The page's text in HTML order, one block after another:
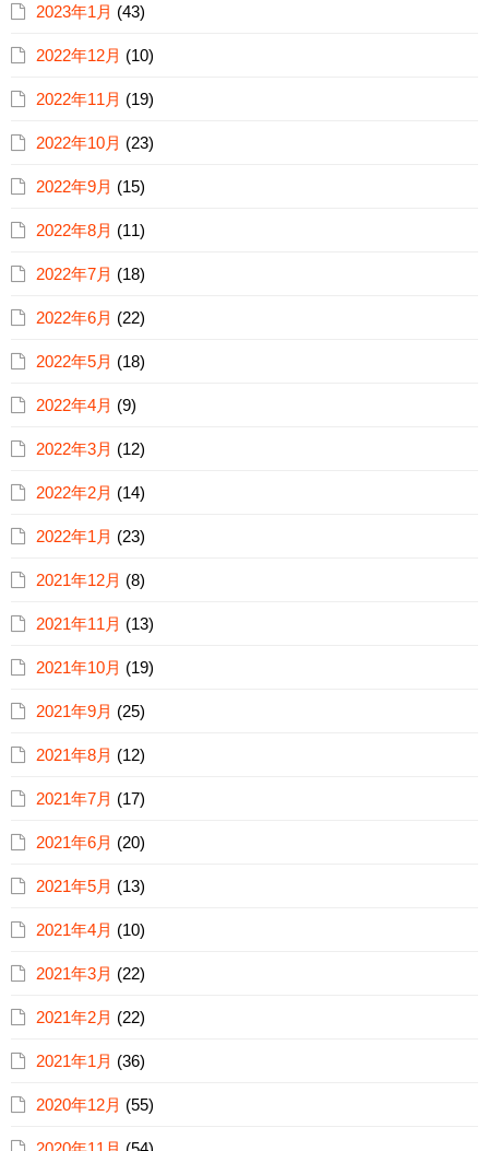
2023年1月 (43)
2022年12月 (10)
2022年11月 (19)
2022年10月 (23)
2022年9月 (15)
2022年8月 (11)
2022年7月 (18)
2022年6月 (22)
2022年5月 (18)
2022年4月 (9)
2022年3月 (12)
2022年2月 (14)
2022年1月 (23)
2021年12月 (8)
2021年11月 (13)
2021年10月 (19)
2021年9月 (25)
2021年8月 (12)
2021年7月 (17)
2021年6月 (20)
2021年5月 (13)
2021年4月 (10)
2021年3月 (22)
2021年2月 (22)
2021年1月 (36)
2020年12月 (55)